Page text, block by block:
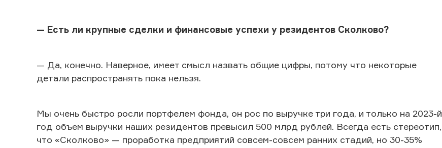
— Есть ли крупные сделки и финансовые успехи у резидентов Сколково?
— Да, конечно. Наверное, имеет смысл назвать общие цифры, потому что некоторые
детали распространять пока нельзя.
Мы очень быстро росли портфелем фонда, он рос по выручке три года, и только на 2023-й
год объем выручки наших резидентов превысил 500 млрд рублей. Всегда есть стереотип,
что «Сколково» — проработка предприятий совсем-совсем ранних стадий, но 30-35%